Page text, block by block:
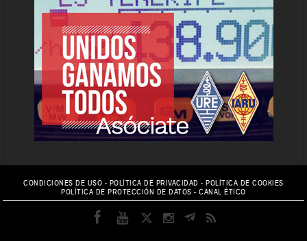
CONDICIONES DE USO - POLÍTICA DE PRIVACIDAD -POLÍTICA DE COOKIES
POLÍTICA DE PROTECCIÓN DE DATOS -CANAL ÉTICO